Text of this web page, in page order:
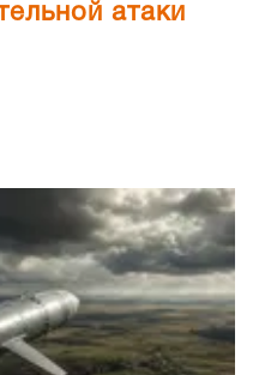
атаки